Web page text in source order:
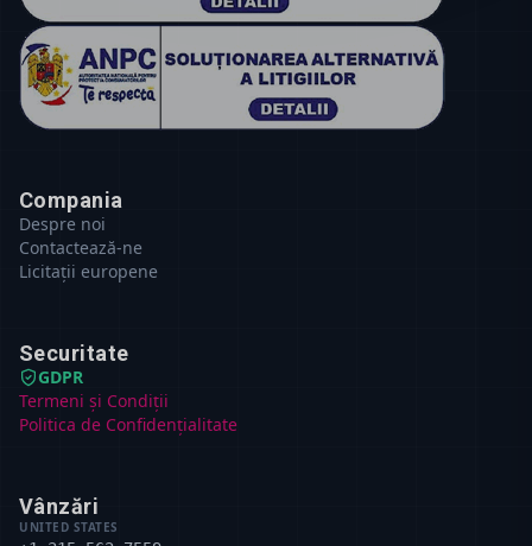
Compania
Despre noi
Contactează-ne
Licitații europene
Securitate
GDPR
Termeni și Condiții
Politica de Confidențialitate
Vânzări
UNITED STATES